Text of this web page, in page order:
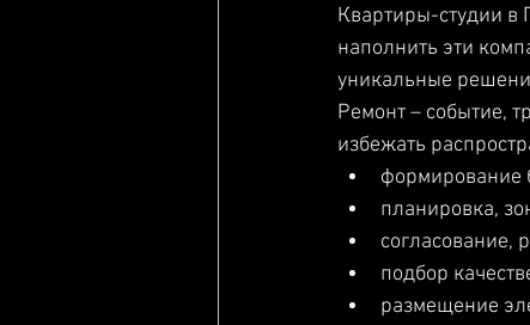
Квартиры-студии в
наполнить эти
уникальные
Ремонт – событие,
избежать
формирование
планировка,
согласование,
подбор
размещение